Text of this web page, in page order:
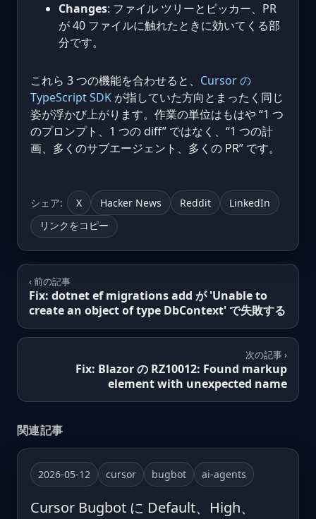
Changes: ファイル ツリーとピッカー、PR
が 40 ファイルに触れたときに効いてくる部
分です。
これら 3 つの機能を合わせると、 Cursor の
TypeScript SDKが指していた方向とまったく同じ
姿が浮かび上がります。作業の単位はもはや “1 つ
のプロンプト、1 つの diff” ではなく、“1 つの計
画、多くのサブエージェント、多くの PR” です。
シェア: X Hacker News Reddit LinkedIn
リンクをコピー
‹ 前の記事
Fix: dotnet ef migrations add が 'Unable to
create an object of type DbContext' で失敗する
次の記事 ›
Fix: Blazor の RZ10012: Found markup
element with unexpected name
関連記事
2026-05-12 cursor bugbot ai-agents
Cursor Bugbot に Default、High、